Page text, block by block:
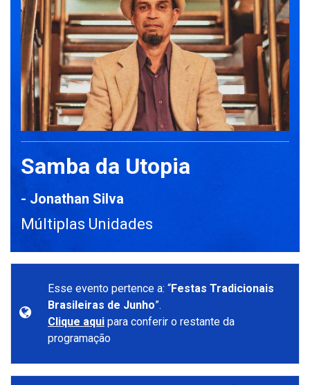
Samba da Utopia
- Jonathan Silva
Múltiplas Unidades
Esse evento pertence a: “Festas Tradicionais
Brasileiras de Junho”.
Clique aqui para conferir o restante da
programação